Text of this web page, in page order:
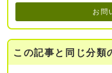
お問
この記事と同じ分類